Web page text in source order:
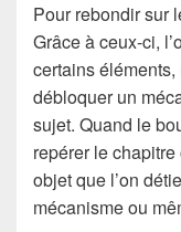
Pour rebondir sur
Grâce à ceux-ci,
certains
débloquer un
sujet. Quand le
repérer le
objet que l’on
mécanisme ou